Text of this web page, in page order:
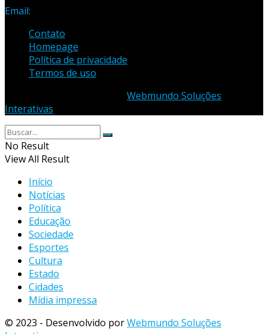
Email:
Contato
Homepage
Política de privacidade
Termos de uso
Webmundo Soluções
Interativas
No Result
View All Result
Início
Notícias
Política
Educação
Sociedade
Esportes
Cultura
Estado
Cidades
Mídia impressa
© 2023 - Desenvolvido porWebmundo Soluções